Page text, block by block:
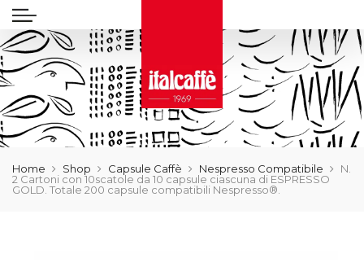
Home Shop Capsule Caffè Nespresso Compatibile
N.
2 Cartoni con 10scatole da 10 capsule ciascuna di ESPRESSO
GOLD. Totale 200 capsule compatibili Nespresso®.